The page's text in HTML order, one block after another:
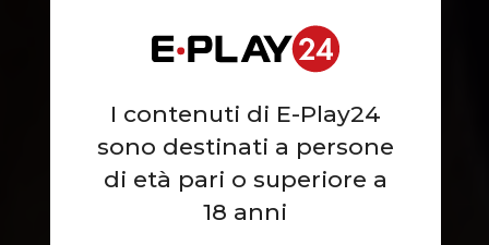
I contenuti di E-Play24
sono destinati a persone
di età pari o superiore a
18 anni